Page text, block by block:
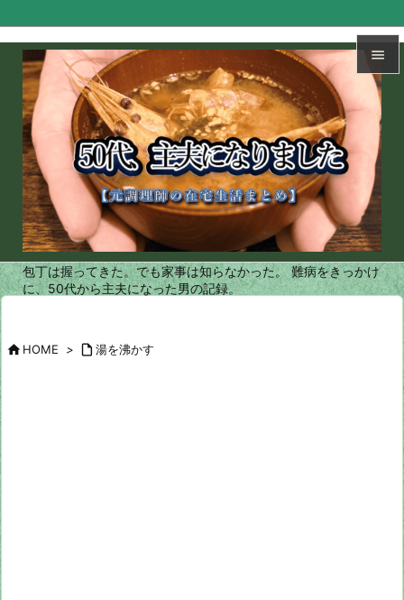


メニュ

サイド

前へ

次へ

検索
包丁は握ってきた。でも家事は知らなかった。 難病をきっかけ
に、50代から主夫になった男の記録。
HOME >  湯を沸かす